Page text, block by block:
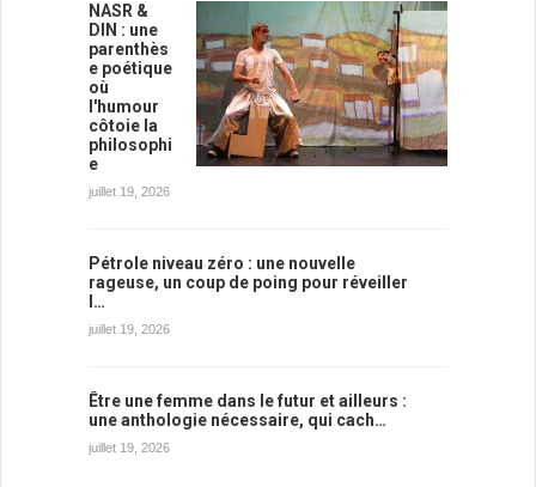
NASR &
DIN : une
parenthès
e poétique
où
l'humour
côtoie la
philosophi
e
juillet 19, 2026
Pétrole niveau zéro : une nouvelle
rageuse, un coup de poing pour réveiller
l…
juillet 19, 2026
Être une femme dans le futur et ailleurs :
une anthologie nécessaire, qui cach…
juillet 19, 2026